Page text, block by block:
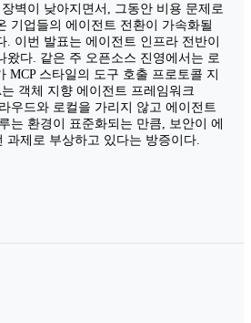
벽이 낮아지면서, 그동안 비용 문제로
기업들의 에이전트 전환이 가속화될
. 이번 발표는 에이전트 인프라 전반이
왔다. 같은 주 오픈소스 진영에서는 로
MCP 스타일의 도구 호출 프로토콜 지
객체 지향 에이전트 프레임워크
우드와 로컬을 가리지 않고 에이전트
는 환경이 표준화되는 만큼, 보안이 에
과제로 부상하고 있다는 방증이다.